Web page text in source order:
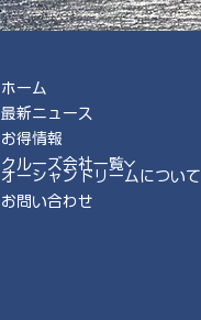
ホーム
最新ニュース
お得情報
クルーズ会社一覧
オーシャンドリームについて
お問い合わせ